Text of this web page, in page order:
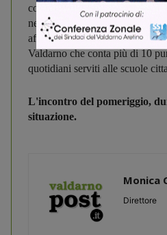
corso di correzione. Purtroppo
nelle fasi iniziali, per così dire
affidato ad un nuovo gestore
Valdarno che conta più di 10
quotidiani serviti alle scuole
L'incontro del pomeriggio,
situazione.
Monica
Direttore